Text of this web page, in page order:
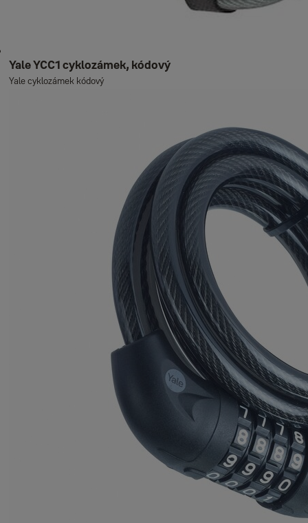
Yale YCC1 cyklozámek, kódový
Yale cyklozámek kódový